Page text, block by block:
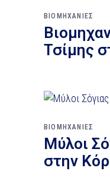
ΒΙΟΜΗΧΑΝΙΕΣ
Τσίμης
ΒΙΟΜΗΧΑΝΙΕΣ
Μύλοι
στην